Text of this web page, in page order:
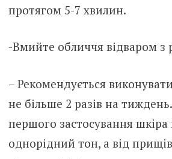
протягом 5-7 хвилин.
-Вмийте обличчя відваром
– Рекомендується
не більше 2 разів на
першого застосування
однорідний тон, а від